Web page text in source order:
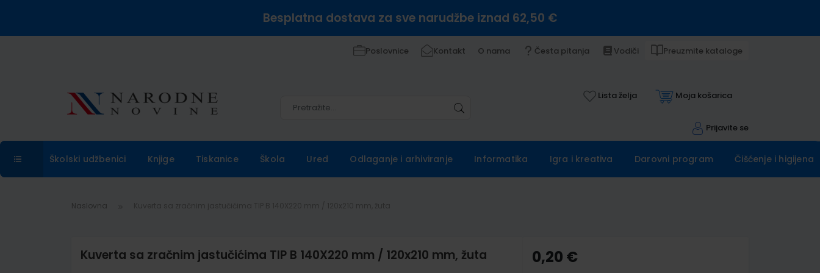
Besplatna dostava za sve narudžbe iznad 62,50 €
Poslovnice Kontakt O nama Česta pitanja Vodiči Preuzmite kataloge
Lista želja Moja košarica
Prijavite se
Školski udžbenici Knjige Tiskanice Škola Ured Odlaganje i arhiviranje Informatika Igra i kreativa Darovni program Čišćenje i higijena
Naslovna
Kuverta sa zračnim jastučićima TIP B 140X220 mm / 120x210 mm, žuta 0,20 €